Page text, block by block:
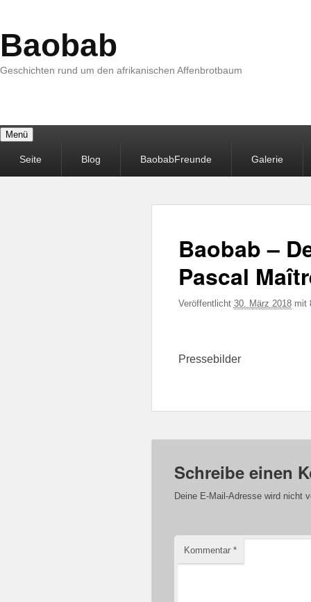
Baobab
Geschichten rund um den afrikanischen Affenbrotbaum
Menü
MenüSeite Blog BaobabFreunde Galerie
Baobab –
Pascal
Veröffentlicht 30. März 2018mit
Pressebilder
Schreibe einen
Deine E-Mail-Adresse wird nicht
Kommentar *